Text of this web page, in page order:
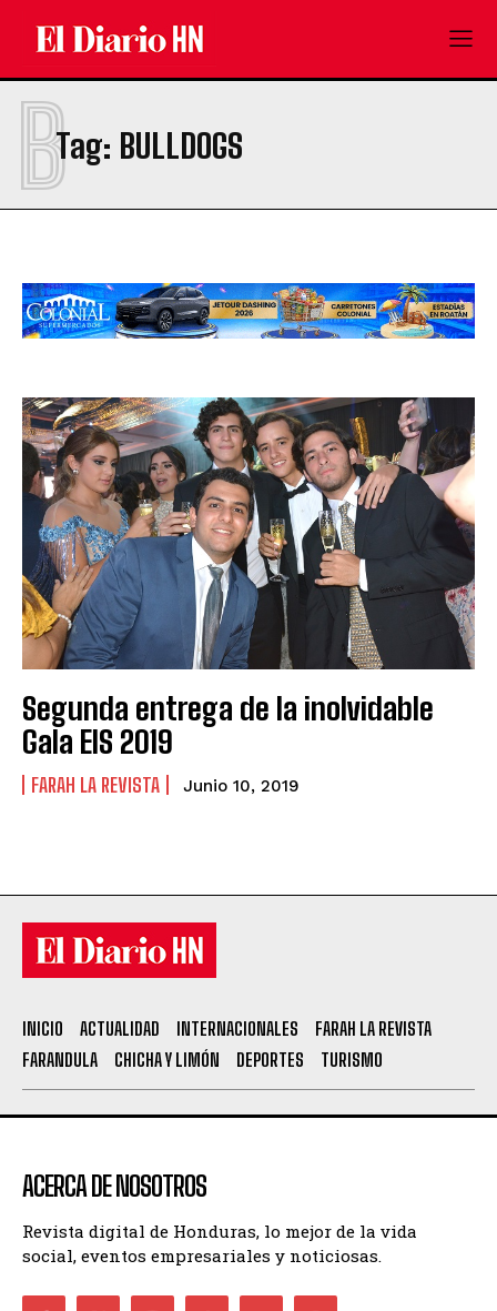
Tag: BULLDOGS
B
Segunda entrega de la inolvidable
Gala EIS 2019
FARAH LA REVISTA Junio 10, 2019
INICIO ACTUALIDAD INTERNACIONALES
FARAH LA REVISTA
FARANDULA
CHICHA Y LIMÓN DEPORTES TURISMO
ACERCA DE NOSOTROS
Revista digital de Honduras, lo mejor de la vida
social, eventos empresariales y noticiosas.